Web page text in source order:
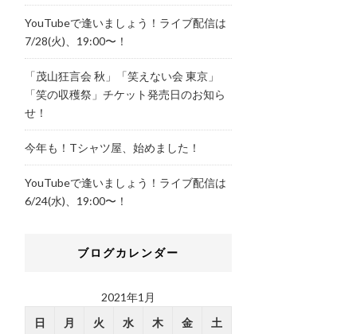
YouTubeで逢いましょう！ライブ配信は
7/28(火)、19:00〜！
「茂山狂言会 秋」「笑えない会 東京」
「笑の収穫祭」チケット発売日のお知ら
せ！
今年も！Tシャツ屋、始めました！
YouTubeで逢いましょう！ライブ配信は
6/24(水)、19:00〜！
ブログカレンダー
2021年1月
日
月 火 水 木 金 土